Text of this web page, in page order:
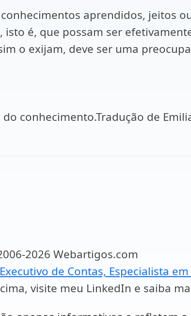
aprendidos, jeitos
é, que possam ser
o exijam, deve ser uma
conhecimento.Tradução de
2026 Webartigos.com
de Contas, Especialista
visite meu LinkedIn e saiba